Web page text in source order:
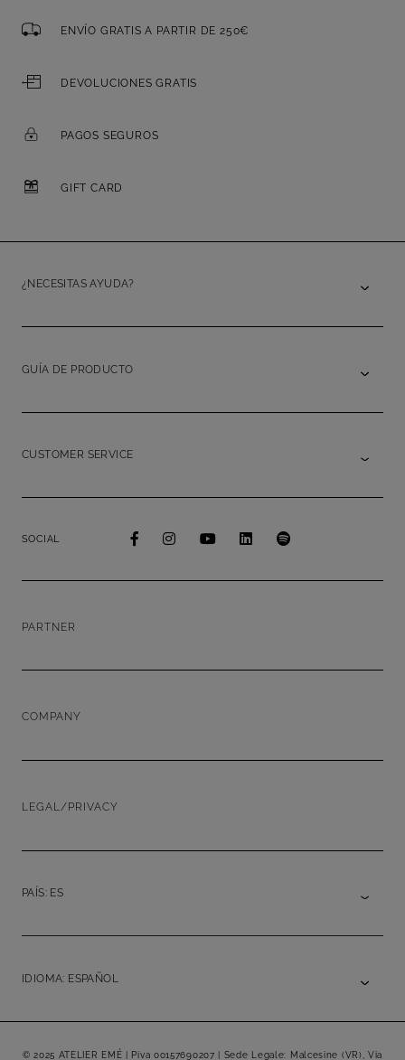
ENVÍO GRATIS A PARTIR DE 250€
DEVOLUCIONES GRATIS
PAGOS SEGUROS
GIFT CARD
¿NECESITAS AYUDA?
GUÍA DE PRODUCTO
CUSTOMER SERVICE
SOCIAL
PARTNER
COMPANY
LEGAL/PRIVACY
PAÍS: ES
IDIOMA: ESPAÑOL
© 2025 ATELIER EMÉ | Piva 00157690207 | Sede Legale: Malcesine (VR), Via